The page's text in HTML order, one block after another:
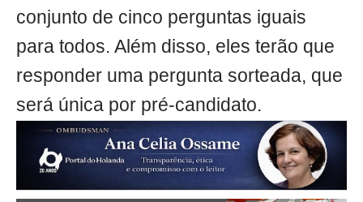
conjunto de cinco perguntas iguais
para todos. Além disso, eles terão que
responder uma pergunta sorteada, que
será única por pré-candidato.